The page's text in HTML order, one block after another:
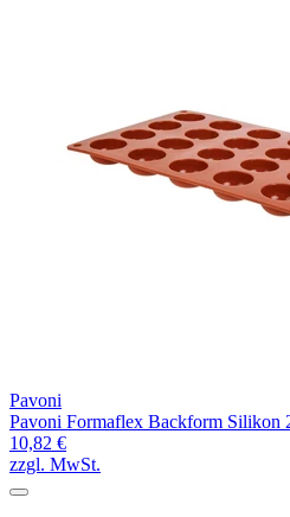
Pavoni
Pavoni Formaflex Backform Silikon
10,82 €
zzgl. MwSt.